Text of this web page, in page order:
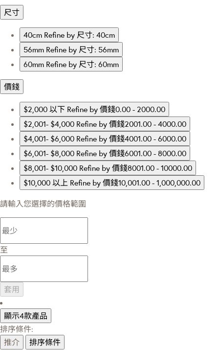
尺寸
40cm Refine by 尺寸: 40cm
56mm Refine by 尺寸: 56mm
60mm Refine by 尺寸: 60mm
價錢
$2,000 以下 Refine by 價錢0.00 - 2000.00
$2,001- $4,000 Refine by 價錢2001.00 - 4000.00
$4,001- $6,000 Refine by 價錢4001.00 - 6000.00
$6,001- $8,000 Refine by 價錢6001.00 - 8000.00
$8,001- $10,000 Refine by 價錢8001.00 - 10000.00
$10,000 以上 Refine by 價錢10,001.00 - 1,000,000.00
請輸入您選擇的價格範圍
至
套用
顯示4款產品
排序條件:
推介
排序條件